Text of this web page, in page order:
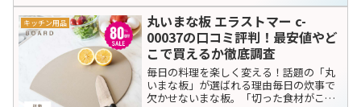
キッチン用品
丸いまな板 エラストマー c-
00037の口コミ評判！最安値やど
こで買えるか徹底調査
毎日の料理を楽しく変える！話題の「丸
いまな板」が選ばれる理由毎日の炊事で
欠かせないまな板。「切った食材がこぼ